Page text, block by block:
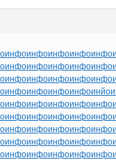
инфоинфоинфоинфоинфо
инфоинфоинфоинфоинфо
инфоинфоинфоинфоинфо
инфоинфоинфоинфоинйо
инфоинфоинфоинфоинфо
инфоинфоинфоинфоинфо
инфоинфоинфоинфоинфо
инфоинфоинфоинфоинфо
инфоинфоинфоинфоинфо